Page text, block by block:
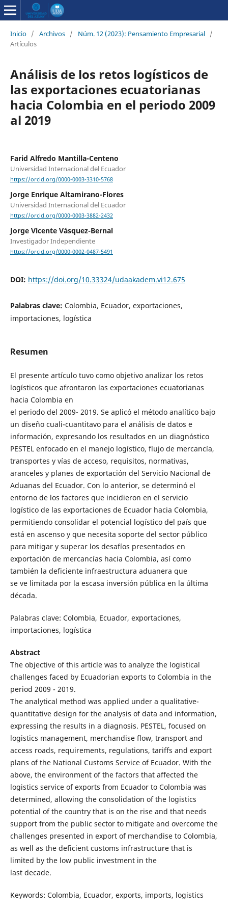
Inicio / Archivos / Núm. 12 (2023): Pensamiento Empresarial /
Artículos
Análisis de los retos logísticos de
las exportaciones ecuatorianas
hacia Colombia en el periodo 2009
al 2019
Farid Alfredo Mantilla-Centeno
Universidad Internacional del Ecuador
https://orcid.org/0000-0003-3310-5768
Jorge Enrique Altamirano-Flores
Universidad Internacional del Ecuador
https://orcid.org/0000-0003-3882-2432
Jorge Vicente Vásquez-Bernal
Investigador Independiente
https://orcid.org/0000-0002-0487-5491
DOI: https://doi.org/10.33324/udaakadem.vi12.675
Palabras clave: Colombia, Ecuador, exportaciones,
importaciones, logística
Resumen
El presente artículo tuvo como objetivo analizar los retos
logísticos que afrontaron las exportaciones ecuatorianas
hacia Colombia en
el periodo del 2009- 2019. Se aplicó el método analítico bajo
un diseño cuali-cuantitavo para el análisis de datos e
información, expresando los resultados en un diagnóstico
PESTEL enfocado en el manejo logístico, flujo de mercancía,
transportes y vías de acceso, requisitos, normativas,
aranceles y planes de exportación del Servicio Nacional de
Aduanas del Ecuador. Con lo anterior, se determinó el
entorno de los factores que incidieron en el servicio
logístico de las exportaciones de Ecuador hacia Colombia,
permitiendo consolidar el potencial logístico del país que
está en ascenso y que necesita soporte del sector público
para mitigar y superar los desafíos presentados en
exportación de mercancías hacia Colombia, así como
también la deficiente infraestructura aduanera que
se ve limitada por la escasa inversión pública en la última
década.
Palabras clave: Colombia, Ecuador, exportaciones,
importaciones, logística
Abstract
The objective of this article was to analyze the logistical
challenges faced by Ecuadorian exports to Colombia in the
period 2009 - 2019.
The analytical method was applied under a qualitative-
quantitative design for the analysis of data and information,
expressing the results in a diagnosis. PESTEL, focused on
logistics management, merchandise flow, transport and
access roads, requirements, regulations, tariffs and export
plans of the National Customs Service of Ecuador. With the
above, the environment of the factors that affected the
logistics service of exports from Ecuador to Colombia was
determined, allowing the consolidation of the logistics
potential of the country that is on the rise and that needs
support from the public sector to mitigate and overcome the
challenges presented in export of merchandise to Colombia,
as well as the deficient customs infrastructure that is
limited by the low public investment in the
last decade.
Keywords: Colombia, Ecuador, exports, imports, logistics